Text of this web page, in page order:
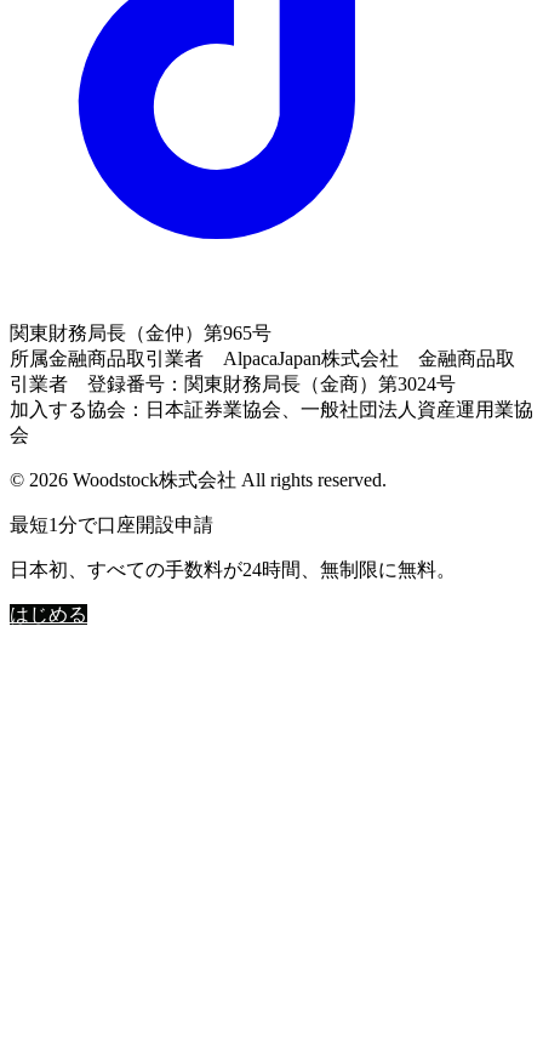
関東財務局長（金仲）第965号
所属金融商品取引業者 AlpacaJapan株式会社 金融商品取
引業者 登録番号：関東財務局長（金商）第3024号
加入する協会：日本証券業協会、一般社団法人資産運用業協
会
© 2026 Woodstock株式会社 All rights reserved.
最短1分で口座開設申請
日本初、すべての手数料が24時間、無制限に無料。
はじめる